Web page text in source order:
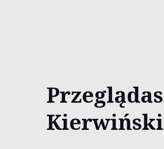
Kierwiński